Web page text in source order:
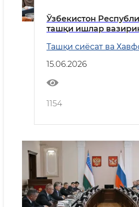
Ўзбекистон
ташқи ишлар
ташрифи
Ташқи сиёсат ва
15.06.2026
1154